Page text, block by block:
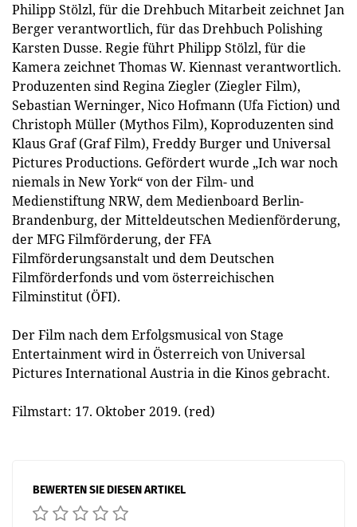
Philipp Stölzl, für die Drehbuch Mitarbeit zeichnet Jan
Berger verantwortlich, für das Drehbuch Polishing
Karsten Dusse. Regie führt Philipp Stölzl, für die
Kamera zeichnet Thomas W. Kiennast verantwortlich.
Produzenten sind Regina Ziegler (Ziegler Film),
Sebastian Werninger, Nico Hofmann (Ufa Fiction) und
Christoph Müller (Mythos Film), Koproduzenten sind
Klaus Graf (Graf Film), Freddy Burger und Universal
Pictures Productions. Gefördert wurde „Ich war noch
niemals in New York“ von der Film- und
Medienstiftung NRW, dem Medienboard Berlin-
Brandenburg, der Mitteldeutschen Medienförderung,
der MFG Filmförderung, der FFA
Filmförderungsanstalt und dem Deutschen
Filmförderfonds und vom österreichischen
Filminstitut (ÖFI).
Der Film nach dem Erfolgsmusical von Stage
Entertainment wird in Österreich von Universal
Pictures International Austria in die Kinos gebracht.
Filmstart: 17. Oktober 2019. (red)
BEWERTEN SIE DIESEN ARTIKEL